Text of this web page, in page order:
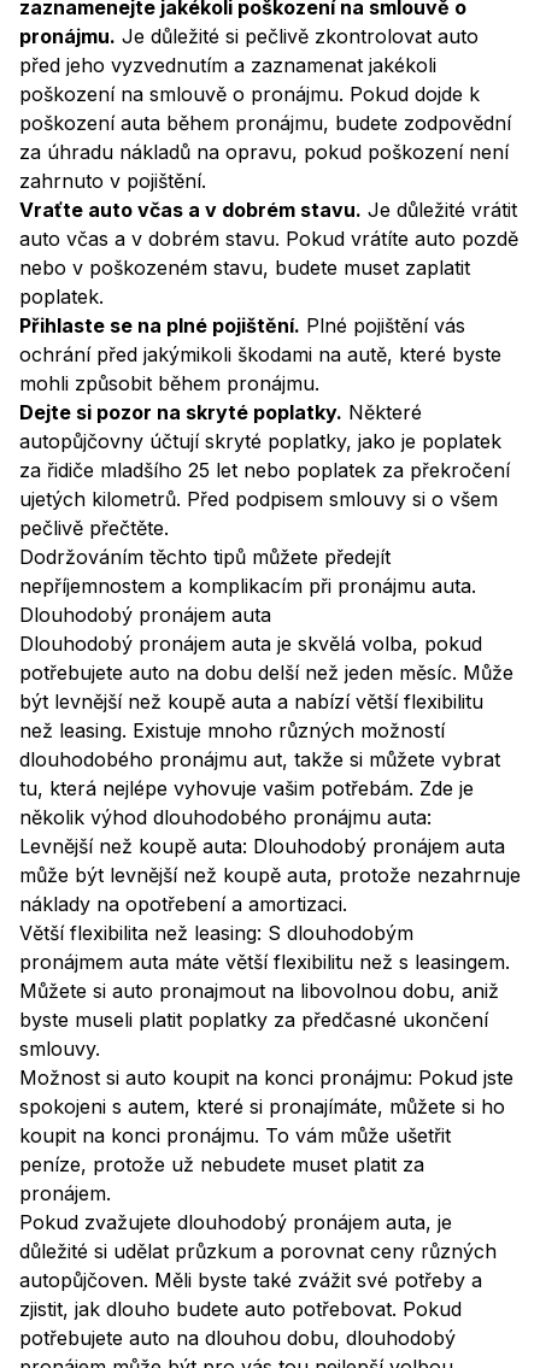
zaznamenejte jakékoli poškození na smlouvě o
pronájmu. Je důležité si pečlivě zkontrolovat auto
před jeho vyzvednutím a zaznamenat jakékoli
poškození na smlouvě o pronájmu. Pokud dojde k
poškození auta během pronájmu, budete zodpovědní
za úhradu nákladů na opravu, pokud poškození není
zahrnuto v pojištění.
Vraťte auto včas a v dobrém stavu. Je důležité vrátit
auto včas a v dobrém stavu. Pokud vrátíte auto pozdě
nebo v poškozeném stavu, budete muset zaplatit
poplatek.
Přihlaste se na plné pojištění. Plné pojištění vás
ochrání před jakýmikoli škodami na autě, které byste
mohli způsobit během pronájmu.
Dejte si pozor na skryté poplatky. Některé
autopůjčovny účtují skryté poplatky, jako je poplatek
za řidiče mladšího 25 let nebo poplatek za překročení
ujetých kilometrů. Před podpisem smlouvy si o všem
pečlivě přečtěte.
Dodržováním těchto tipů můžete předejít
nepříjemnostem a komplikacím při pronájmu auta.
Dlouhodobý pronájem auta
Dlouhodobý pronájem auta je skvělá volba, pokud
potřebujete auto na dobu delší než jeden měsíc. Může
být levnější než koupě auta a nabízí větší flexibilitu
než leasing. Existuje mnoho různých možností
dlouhodobého pronájmu aut, takže si můžete vybrat
tu, která nejlépe vyhovuje vašim potřebám. Zde je
několik výhod dlouhodobého pronájmu auta:
Levnější než koupě auta: Dlouhodobý pronájem auta
může být levnější než koupě auta, protože nezahrnuje
náklady na opotřebení a amortizaci.
Větší flexibilita než leasing: S dlouhodobým
pronájmem auta máte větší flexibilitu než s leasingem.
Můžete si auto pronajmout na libovolnou dobu, aniž
byste museli platit poplatky za předčasné ukončení
smlouvy.
Možnost si auto koupit na konci pronájmu: Pokud jste
spokojeni s autem, které si pronajímáte, můžete si ho
koupit na konci pronájmu. To vám může ušetřit
peníze, protože už nebudete muset platit za
pronájem.
Pokud zvažujete dlouhodobý pronájem auta, je
důležité si udělat průzkum a porovnat ceny různých
autopůjčoven. Měli byste také zvážit své potřeby a
zjistit, jak dlouho budete auto potřebovat. Pokud
potřebujete auto na dlouhou dobu, dlouhodobý